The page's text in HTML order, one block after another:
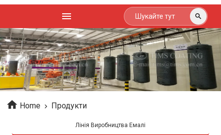
Home Продукти
Лінія Виробництва Емалі